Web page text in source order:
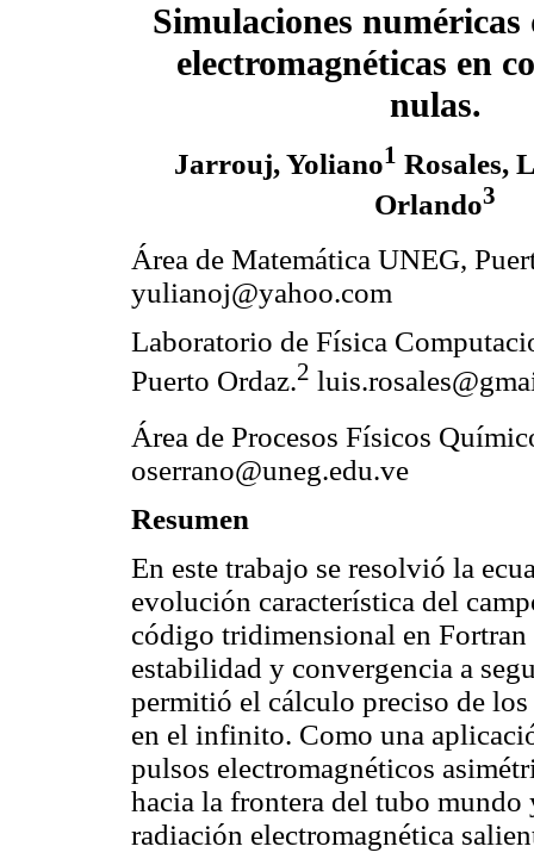
Simulaciones numéricas
electromagnéticas en
nulas.
Jarrouj, Yoliano1 Rosales,
Orlando3
Área de Matemática UNEG,
yulianoj@yahoo.com
Laboratorio de Física
Puerto Ordaz.2
Área de Procesos Físicos
oserrano@uneg.edu.ve
Resumen
En este trabajo se resolvió la
evolución característica del
código tridimensional en
estabilidad y convergencia a
permitió el cálculo preciso de
en el infinito. Como una
pulsos electromagnéticos
hacia la frontera del tubo
radiación electromagnética